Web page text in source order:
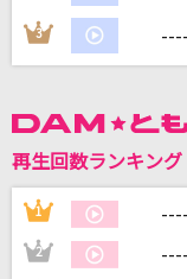
3
再生回数ランキング
1
2